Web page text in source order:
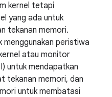
kernel tetapi
yang ada untuk
tekanan memori.
peristiwa
atau monitor
untuk mendapatkan
tekanan memori, dan
untuk membatasi